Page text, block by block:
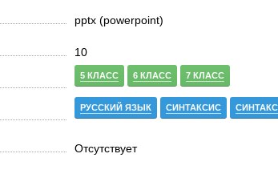
pptx (powerpoint)
10
5 КЛАСС 6 КЛАСС 7 КЛАСС
РУССКИЙ ЯЗЫК СИНТАКСИС
Отсутствует